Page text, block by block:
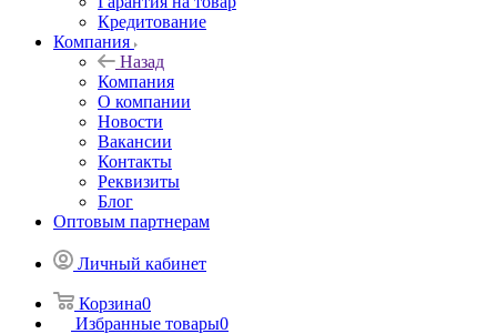
Кредитование
Компания
Назад
Компания
О компании
Новости
Вакансии
Контакты
Реквизиты
Блог
Оптовым партнерам
Личный кабинет
Корзина0
Избранные товары0